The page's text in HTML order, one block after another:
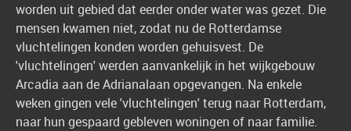
worden uit gebied dat eerder onder water was gezet. Die
mensen kwamen niet, zodat nu de Rotterdamse
vluchtelingen konden worden gehuisvest. De
'vluchtelingen' werden aanvankelijk in het wijkgebouw
Arcadia aan de Adrianalaan opgevangen. Na enkele
weken gingen vele 'vluchtelingen' terug naar Rotterdam,
naar hun gespaard gebleven woningen of naar familie.